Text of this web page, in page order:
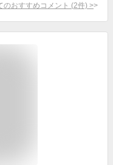
のおすすめコメント (2件) >